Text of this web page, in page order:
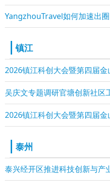
YangzhouTravel如何加速出圈
镇江
2026镇江科创大会暨第四届
吴庆文专题调研官塘创新社区
2026镇江科创大会暨第四届
泰州
泰兴经开区推进科技创新与产